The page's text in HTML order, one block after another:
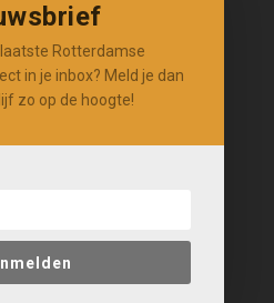
Rotterdamse
in je inbox? Meld je dan
zo op de hoogte!